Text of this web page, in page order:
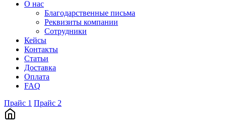
О нас
Благодарственные письма
Реквизиты компании
Сотрудники
Кейсы
Контакты
Статьи
Доставка
Оплата
FAQ
Прайс 1 Прайс 2